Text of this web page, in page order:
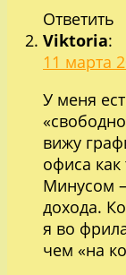
Ответить
Viktoria:
11 марта
У меня
вижу
офиса
Минусом
дохода.
я во
чем «на